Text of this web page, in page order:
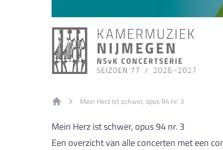
Mein Herz ist schwer, opus 94 nr. 3
Mein Herz ist schwer, opus 94 nr. 3
Een overzicht van alle concerten met een